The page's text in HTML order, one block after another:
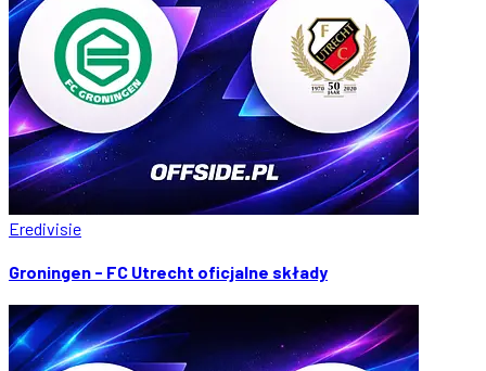
Eredivisie
Groningen - FC Utrecht oficjalne składy